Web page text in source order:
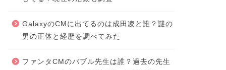
GalaxyのCMに出てるのは成田凌と誰？謎の
男の正体と経歴を調べてみた
ファンタCMのバブル先生は誰？過去の先生